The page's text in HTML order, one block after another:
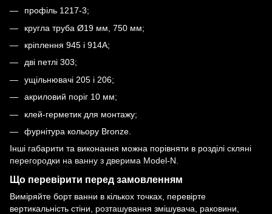
профіль 1217-3;
кругла труба Ø19 мм, 750 мм;
кріплення 945 і 914A;
дві петлі 303;
ущільнювачі 205 і 206;
акриловий поріг 10 мм;
клей-герметик для монтажу;
фурнітура кольору Bronze.
Інші габарити та виконання можна порівняти в розділі скляні
перегородки на ванну з дверима Model-N.
Що перевірити перед замовленням
Виміряйте борт ванни в кількох точках, перевірте
вертикальність стіни, розташування змішувача, раковини,